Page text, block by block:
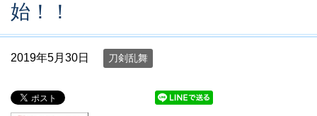
始！！
2019年5月30日 刀剣乱舞